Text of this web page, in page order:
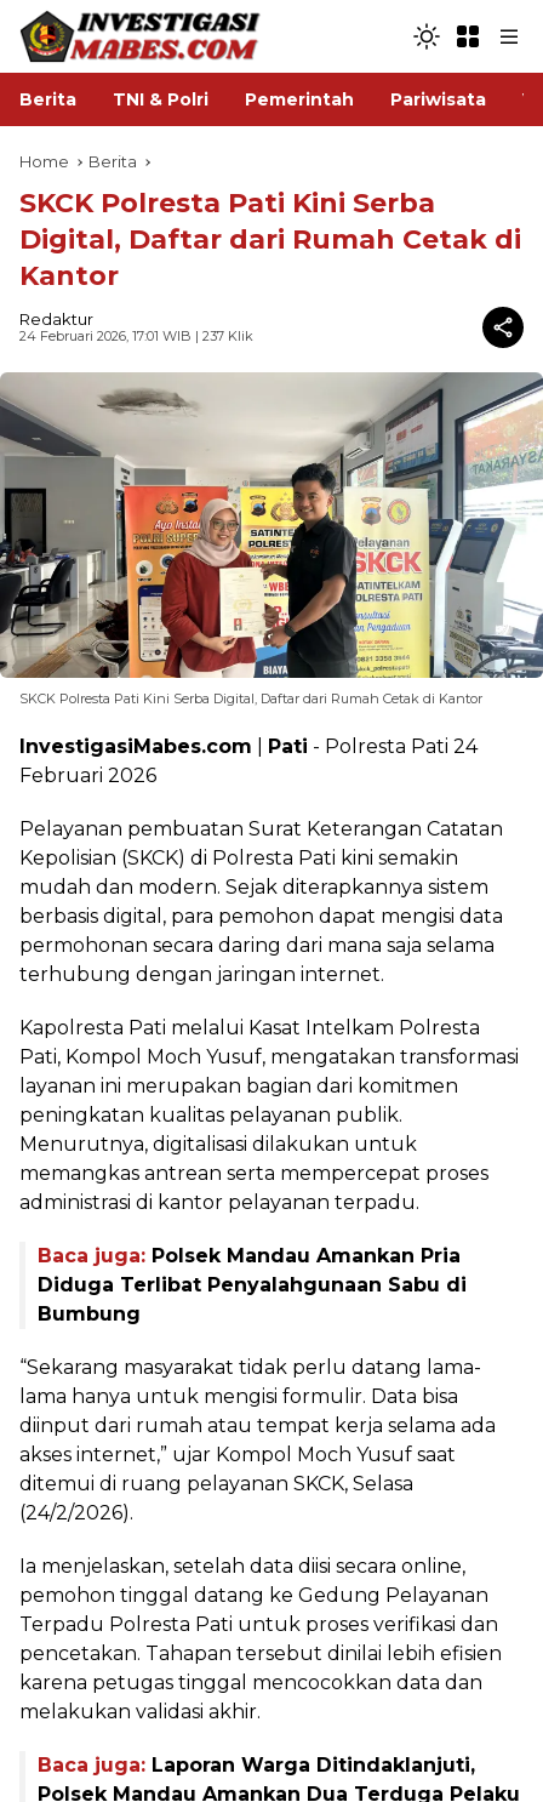
Berita TNI & Polri Pemerintah Pariwisata
Home Berita
SKCK Polresta Pati Kini Serba
Digital, Daftar dari Rumah Cetak di
Kantor
Redaktur
24 Februari 2026, 17:01 WIB | 237 Klik
SKCK Polresta Pati Kini Serba Digital, Daftar dari Rumah Cetak di Kantor
InvestigasiMabes.com Pati - Polresta Pati 24
Februari 2026
Pelayanan pembuatan Surat Keterangan Catatan
Kepolisian (SKCK) di Polresta Pati kini semakin
mudah dan modern. Sejak diterapkannya sistem
berbasis digital, para pemohon dapat mengisi data
permohonan secara daring dari mana saja selama
terhubung dengan jaringan internet.
Kapolresta Pati melalui Kasat Intelkam Polresta
Pati, Kompol Moch Yusuf, mengatakan transformasi
layanan ini merupakan bagian dari komitmen
peningkatan kualitas pelayanan publik.
Menurutnya, digitalisasi dilakukan untuk
memangkas antrean serta mempercepat proses
administrasi di kantor pelayanan terpadu.
Baca juga: Polsek Mandau Amankan Pria
Diduga Terlibat Penyalahgunaan Sabu di
Bumbung
“Sekarang masyarakat tidak perlu datang lama-
lama hanya untuk mengisi formulir. Data bisa
diinput dari rumah atau tempat kerja selama ada
akses internet,” ujar Kompol Moch Yusuf saat
ditemui di ruang pelayanan SKCK, Selasa
(24/2/2026).
Ia menjelaskan, setelah data diisi secara online,
pemohon tinggal datang ke Gedung Pelayanan
Terpadu Polresta Pati untuk proses verifikasi dan
pencetakan. Tahapan tersebut dinilai lebih efisien
karena petugas tinggal mencocokkan data dan
melakukan validasi akhir.
Baca juga: Laporan Warga Ditindaklanjuti,
Polsek Mandau Amankan Dua Terduga Pelaku